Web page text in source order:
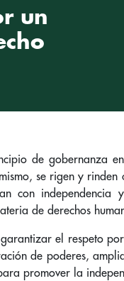
un
de gobernanza
se rigen y rinden
con independencia
de derechos
el respeto
de poderes,
promover la